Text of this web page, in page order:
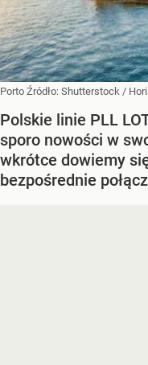
Porto Źródło: Shutterstock /
Polskie linie PLL
sporo nowości w
wkrótce dowiemy
bezpośrednie